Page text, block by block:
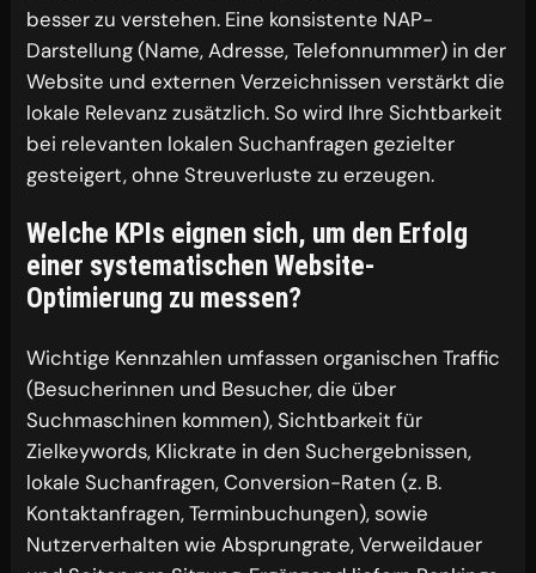
besser zu verstehen. Eine konsistente NAP-
Darstellung (Name, Adresse, Telefonnummer) in der
Website und externen Verzeichnissen verstärkt die
lokale Relevanz zusätzlich. So wird Ihre Sichtbarkeit
bei relevanten lokalen Suchanfragen gezielter
gesteigert, ohne Streuverluste zu erzeugen.
Welche KPIs eignen sich, um den Erfolg
einer systematischen Website-
Optimierung zu messen?
Wichtige Kennzahlen umfassen organischen Traffic
(Besucherinnen und Besucher, die über
Suchmaschinen kommen), Sichtbarkeit für
Zielkeywords, Klickrate in den Suchergebnissen,
lokale Suchanfragen, Conversion-Raten (z. B.
Kontaktanfragen, Terminbuchungen), sowie
Nutzerverhalten wie Absprungrate, Verweildauer